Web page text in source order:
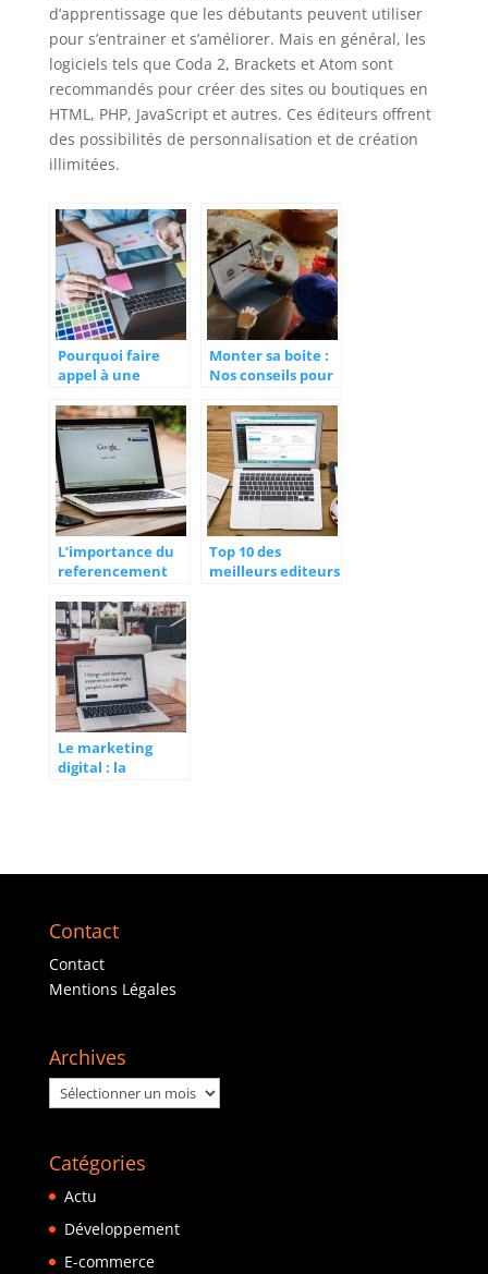
d’apprentissage que les débutants peuvent utiliser
pour s’entrainer et s’améliorer. Mais en général, les
logiciels tels que Coda 2, Brackets et Atom sont
recommandés pour créer des sites ou boutiques en
HTML, PHP, JavaScript et autres. Ces éditeurs offrent
des possibilités de personnalisation et de création
illimitées.
Pourquoi faire
appel à une
votre site ?
Monter sa boite :
Nos conseils pour
entrepreneurs
L’importance du
referencement
Top 10 des
meilleurs editeurs
Le marketing
digital : la
Contact
Contact
Mentions Légales
Archives
Archives
Catégories
Actu
Développement
E-commerce